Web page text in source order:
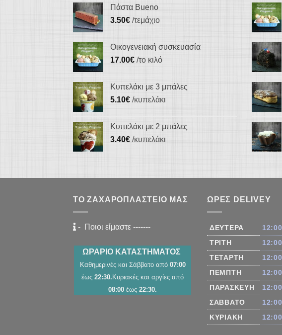
Πάστα Bueno
3.50€ /τεμάχιο
Οικογενειακή συσκευασία
17.00€ /το κιλό
Κυπελάκι με 3 μπάλες
5.10€ /κυπελάκι
Κυπελάκι με 2 μπάλες
3.40€ /κυπελάκι
ΤΟ ΖΑΧΑΡΟΠΛΑΣΤΕΊΟ ΜΑΣ
- Ποιοι είμαστε -------
ΩΡΑΡΙΟ ΚΑΤΑΣΤΗΜΑΤΟΣ
Καθημερινές και Σάββατο από 07:00
έως 22:30. Κυριακές και αργίες από
08:00 έως 22:30.
ΏΡΕΣ DELIVEY
ΔΕΥΤΈΡΑ 12:00
ΤΡΊΤΗ
12:00
ΤΕΤΆΡΤΗ
12:00
ΠΈΜΠΤΗ
12:00
ΠΑΡΑΣΚΕΥΉ
12:00
ΣΆΒΒΑΤΟ
12:00
ΚΥΡΙΑΚΉ
12:00